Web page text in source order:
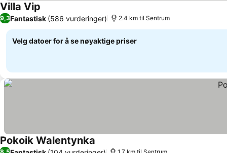
Villa Vip
9,3Fantastisk (586 vurderinger) 2.4 km til Sentrum
Velg datoer for å se nøyaktige priser
Pokoik Walentynka